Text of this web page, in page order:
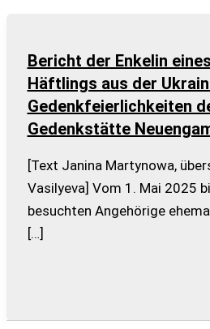
Bericht der Enkelin
Häftlings aus der
Gedenkfeierlichkeiten
Gedenkstätte
[Text Janina Martynowa,
Vasilyeva] Vom 1. Mai 2025
besuchten Angehörige
[…]